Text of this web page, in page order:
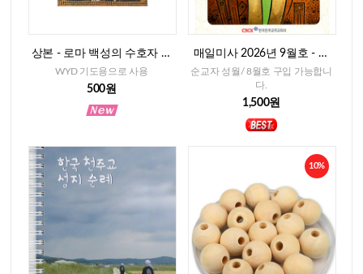
상본 - 로마 백성의 수호자 성
모님, 2매
WYD 기도용으로 사용
500원
매일미사 2026년 9월호 - 일
반판
순교자 성월/ 8월호 구입 가능합니
다.
1,500원
10%